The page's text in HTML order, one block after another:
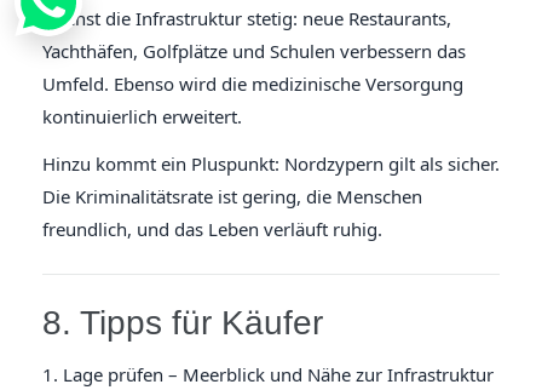
wächst die Infrastruktur stetig: neue Restaurants,
Yachthäfen, Golfplätze und Schulen verbessern das
Umfeld. Ebenso wird die medizinische Versorgung
kontinuierlich erweitert.
Hinzu kommt ein Pluspunkt: Nordzypern gilt als sicher.
Die Kriminalitätsrate ist gering, die Menschen
freundlich, und das Leben verläuft ruhig.
8. Tipps für Käufer
1. Lage prüfen – Meerblick und Nähe zur Infrastruktur